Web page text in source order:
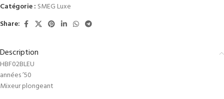
Catégorie : SMEG Luxe
Share:
Description
HBF02BLEU
années ’50
Mixeur plongeant